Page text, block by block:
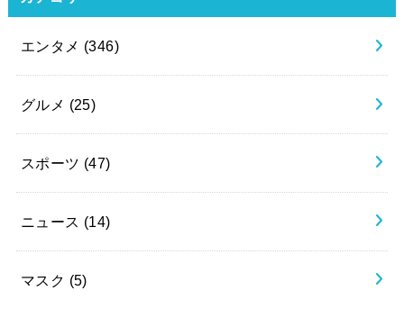
エンタメ (346)
グルメ (25)
スポーツ (47)
ニュース (14)
マスク (5)